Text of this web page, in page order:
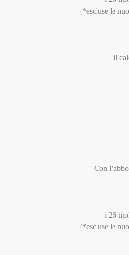
(*escluse le
il
Con
i 26
(*escluse le